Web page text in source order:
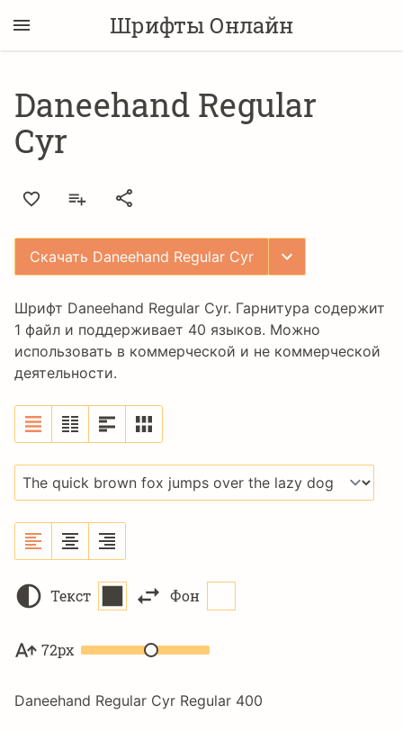
Шрифты Онлайн
Daneehand Regular
Cyr
Скачать Daneehand Regular Cyr
Шрифт Daneehand Regular Cyr. Гарнитура содержит
1 файл и поддерживает 40 языков. Можно
использовать в коммерческой и не коммерческой
деятельности.
Текст Фон
72px
Daneehand Regular Cyr Regular 400